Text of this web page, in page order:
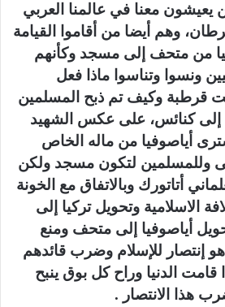
يعيشون معنا في عالمنا العربي
وهم أيضا من أقاموا القيامة
من متحف إلى مسجد وكأنهم
ونسوا وتناسوا ماذا فعل
قرطبة وكيف تم ذبح المسلمين
إلى كنائس، على عكس الشهيد
أياصوفيا من ماله الخاص
وللمسلمين لتكون مسجد ولكن
أتاتورك وبالاتفاق مع الخونة
الاسلامية وتحويل تركيا إلى
أياصوفيا إلى متحف ومنع
هو إنتصار للإسلام وضرب قائدهم
قامت الدنيا وراح كل بوق ينبح
هذا الانتصار .